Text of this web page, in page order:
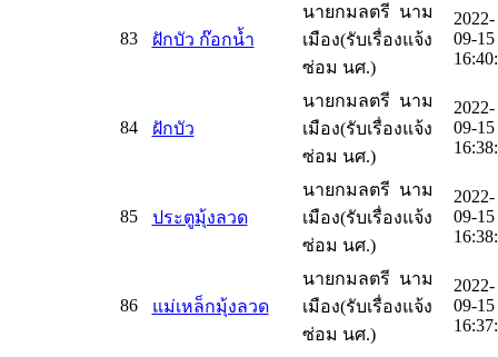
83 ฝักบัว ก๊อกน้ำ
นายกมลตรี นาม
เมือง(รับเรื่องแจ้ง
ซ่อม นศ.)
2022-
09-15
84 ฝักบัว
นายกมลตรี นาม
เมือง(รับเรื่องแจ้ง
ซ่อม นศ.)
2022-
09-15
85 ประตูมุ้งลวด
นายกมลตรี นาม
เมือง(รับเรื่องแจ้ง
ซ่อม นศ.)
2022-
09-15
86 แม่เหล็กมุ้งลวด
นายกมลตรี นาม
เมือง(รับเรื่องแจ้ง
ซ่อม นศ.)
2022-
09-15